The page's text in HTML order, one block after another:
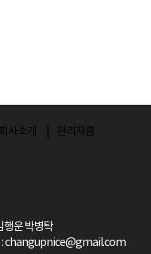
회사소개 관리자홈
행운 박병탁
: changupnice@gmail.com